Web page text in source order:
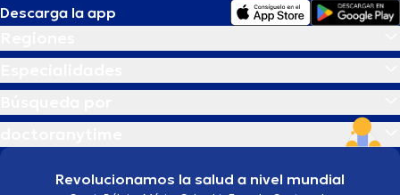
Descarga la app
Revolucionamos la salud a nivel mundial